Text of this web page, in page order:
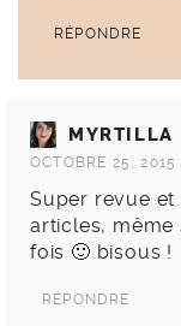
RÉPONDRE
MYRTILLA
OCTOBRE 25,
Super revue et
articles, même
fois 🙂 bisous !
RÉPONDRE